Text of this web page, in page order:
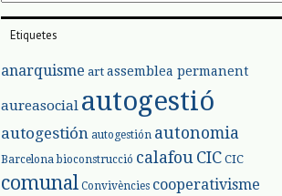
Etiquetes
anarquisme art assemblea permanent
aureasocial autogestió
autogestión autogestión autonomia
Barcelona bioconstrucció calafou CIC CIC
comunal Convivències cooperativisme